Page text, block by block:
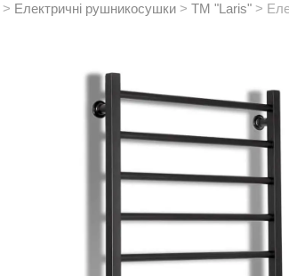
> Електричні рушникосушки > ТМ "Laris" >